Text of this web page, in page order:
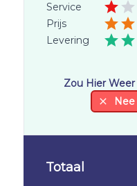
Service
Prijs
Levering
Zou Hier
Nee
Totaal